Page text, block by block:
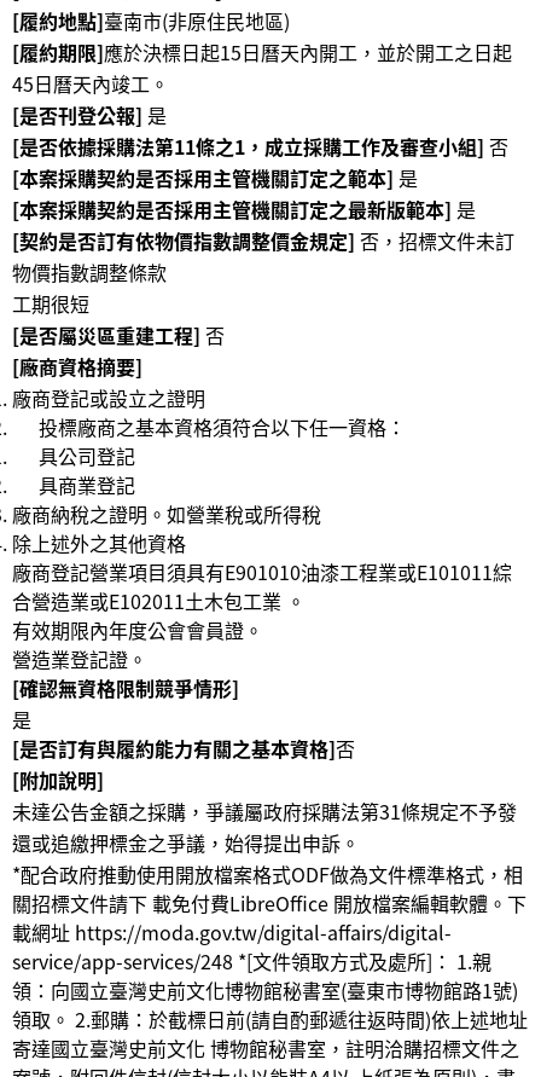
公
開
資
訊
語系
[履約地點]臺南市(非原住民地區)
[履約期限]應於決標日起15日曆天內開工，並於開工之日起
45日曆天內竣工。
[是否刊登公報] 是
[是否依據採購法第11條之1，成立採購工作及審查小組] 否
[本案採購契約是否採用主管機關訂定之範本] 是
[本案採購契約是否採用主管機關訂定之最新版範本] 是
[契約是否訂有依物價指數調整價金規定] 否，招標文件未訂
物價指數調整條款
工期很短
[是否屬災區重建工程] 否
[廠商資格摘要]
廠商登記或設立之證明
投標廠商之基本資格須符合以下任一資格：
具公司登記
具商業登記
廠商納稅之證明。如營業稅或所得稅
除上述外之其他資格
廠商登記營業項目須具有E901010油漆工程業或E101011綜
合營造業或E102011土木包工業 。
有效期限內年度公會會員證。
營造業登記證。
[確認無資格限制競爭情形]
是
[是否訂有與履約能力有關之基本資格]否
[附加說明]
未達公告金額之採購，爭議屬政府採購法第31條規定不予發
還或追繳押標金之爭議，始得提出申訴。
*配合政府推動使⽤開放檔案格式ODF做為文件標準格式，相
關招標文件請下 載免付費LibreOffice 開放檔案編輯軟體。下
載網址 https://moda.gov.tw/digital-affairs/digital-
service/app-services/248 *[文件領取⽅式及處所]： 1.親
領：向國立臺灣史前文化博物館秘書室(臺東市博物館路1號)
領取。 2.郵購：於截標⽇前(請⾃酌郵遞往返時間)依上述地址
寄達國立臺灣史前文化 博物館秘書室，註明洽購招標文件之